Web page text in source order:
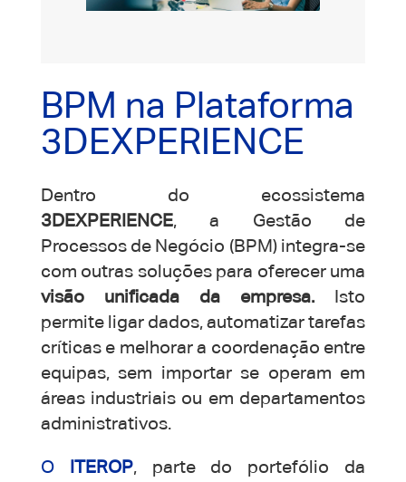
BPM na Plataforma
3DEXPERIENCE
Dentro do ecossistema
3DEXPERIENCE, a Gestão de
Processos de Negócio (BPM) integra-se
com outras soluções para oferecer uma
visão unificada da empresa. Isto
permite ligar dados, automatizar tarefas
críticas e melhorar a coordenação entre
equipas, sem importar se operam em
áreas industriais ou em departamentos
administrativos.
O ITEROP, parte do portefólio da